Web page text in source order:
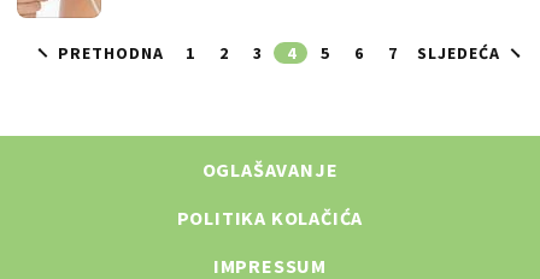
PRETHODNA 1 2 3 4 5 6 7 SLJEDEĆA
OGLAŠAVANJE
POLITIKA KOLAČIĆA
IMPRESSUM